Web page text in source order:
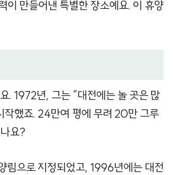
이 만들어낸 특별한 장소예요. 이 휴양
. 1972년, 그는 “대전에는 놀 곳은 많
작했죠. 24만여 평에 무려 20만 그루
요?
림으로 지정되었고, 1996년에는 대전